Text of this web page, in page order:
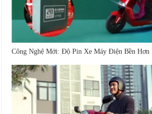
Công Nghệ Mới: Độ Pin Xe Máy Điện Bền Hơn